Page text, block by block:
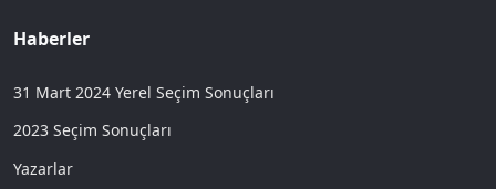
Haberler
31 Mart 2024 Yerel Seçim Sonuçları
2023 Seçim Sonuçları
Yazarlar